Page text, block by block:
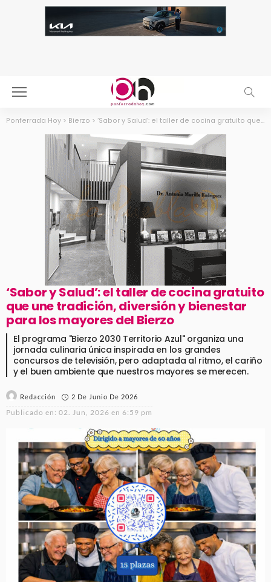
Ponferrada Hoy > Bierzo > ‘Sabor y Salud’: el taller de cocina gratuito que une tradición, diversión y bienestar para los mayores del Bierzo
‘Sabor y Salud’: el taller de cocina gratuito
que une tradición, diversión y bienestar
para los mayores del Bierzo
El programa "Bierzo 2030 Territorio Azul" organiza una
jornada culinaria única inspirada en los grandes
concursos de televisión, pero adaptada al ritmo, el cariño
y el buen ambiente que nuestros mayores se merecen.
Redacción 2 De Junio De 2026
Publicado en: 02. Jun, 2026 en 6:59 pm